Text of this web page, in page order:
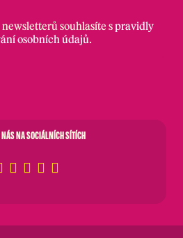
souhlasíte spravidly
osobních údajů.
NA SOCIÁLNÍCH SÍTÍCH